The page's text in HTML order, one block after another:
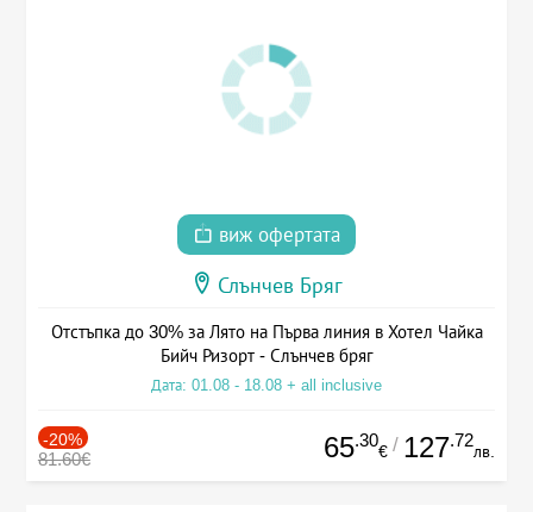
виж офертата
Слънчев Бряг
Отстъпка до 30% за Лято на Първа линия в Хотел Чайка
Бийч Ризорт - Слънчев бряг
Дата: 01.08 - 18.08 + all inclusive
-20%
81.60€ 65.30
€ / 127.72
лв.